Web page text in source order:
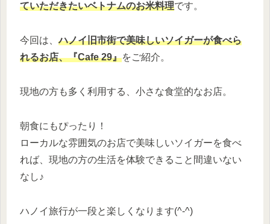
ていただきたいベトナムのお米料理です。
今回は、ハノイ旧市街で美味しいソイガーが食べら
れるお店、『Cafe 29』をご紹介。
現地の方も多く利用する、小さな食堂的なお店。
朝食にもぴったり！
ローカルな雰囲気のお店で美味しいソイガーを食べ
れば、現地の方の生活を体験できること間違いない
なし♪
ハノイ旅行が一段と楽しくなります(^-^)